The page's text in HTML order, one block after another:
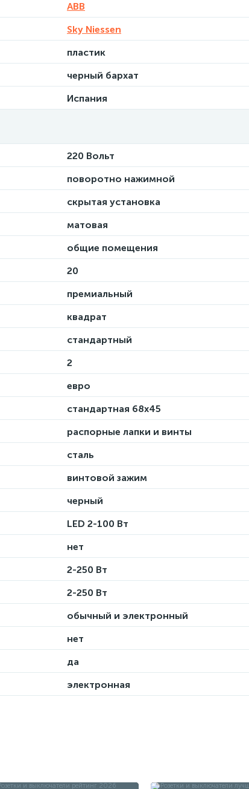
ABB
Sky Niessen
пластик
черный бархат
Испания
220 Вольт
поворотно нажимной
скрытая установка
матовая
общие помещения
20
премиальный
квадрат
стандартный
2
евро
стандартная 68х45
распорные лапки и винты
сталь
винтовой зажим
черный
LED 2-100 Вт
нет
2-250 Вт
2-250 Вт
обычный и электронный
нет
да
электронная